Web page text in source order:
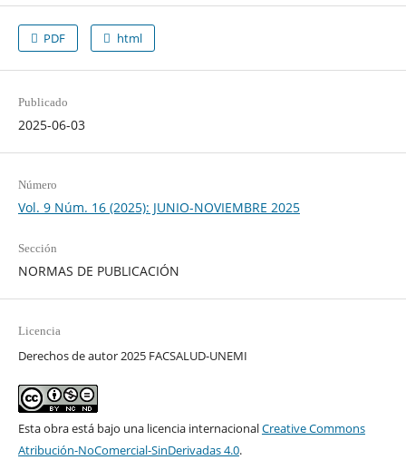
PDF html
Publicado
2025-06-03
Número
Vol. 9 Núm. 16 (2025): JUNIO-NOVIEMBRE 2025
Sección
NORMAS DE PUBLICACIÓN
Licencia
Derechos de autor 2025 FACSALUD-UNEMI
Esta obra está bajo una licencia internacionalCreative Commons
Atribución-NoComercial-SinDerivadas 4.0.